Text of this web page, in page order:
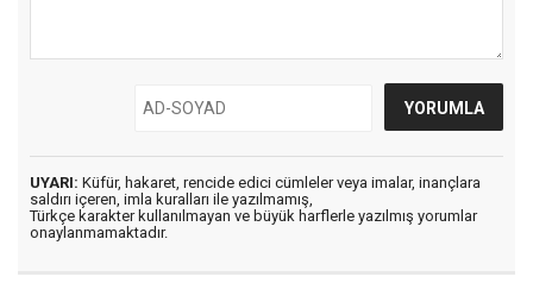
UYARI: Küfür, hakaret, rencide edici cümleler veya imalar, inançlara
saldırı içeren, imla kuralları ile yazılmamış,
Türkçe karakter kullanılmayan ve büyük harflerle yazılmış yorumlar
onaylanmamaktadır.